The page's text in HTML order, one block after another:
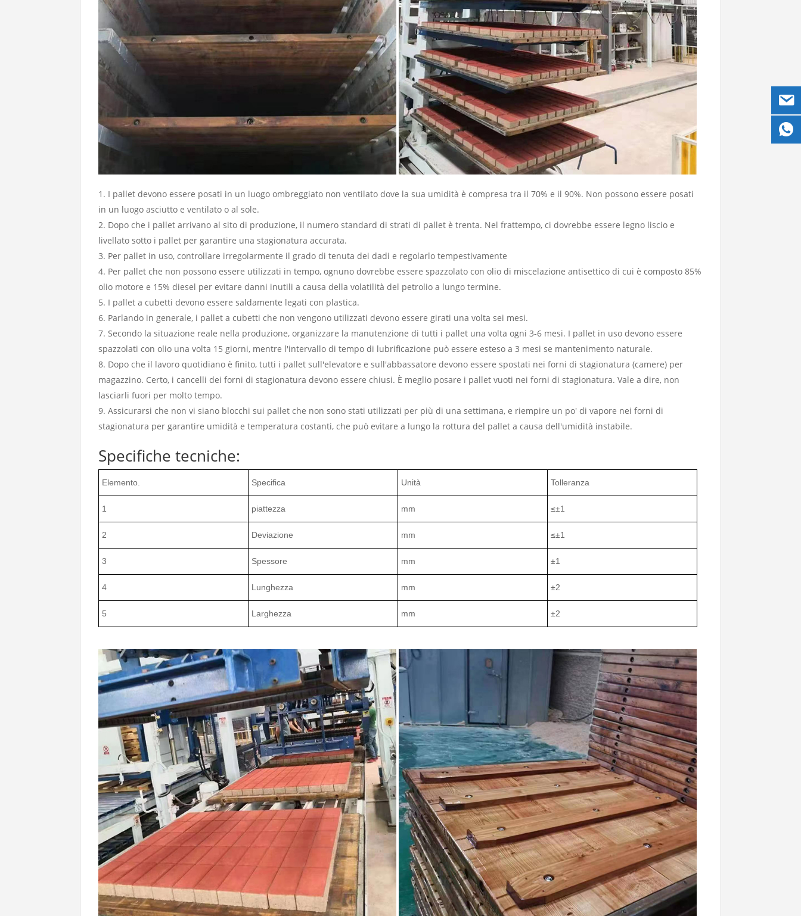
I pallet devono essere posati in un luogo ombreggiato non ventilato dove la sua umidità è compresa tra il 70% e il 90%. Non possono essere posati
in un luogo asciutto e ventilato o al sole.
Dopo che i pallet arrivano al sito di produzione, il numero standard di strati di pallet è trenta. Nel frattempo, ci dovrebbe essere legno liscio e
livellato sotto i pallet per garantire una stagionatura accurata.
Per pallet in uso, controllare irregolarmente il grado di tenuta dei dadi e regolarlo tempestivamente
Per pallet che non possono essere utilizzati in tempo, ognuno dovrebbe essere spazzolato con olio di miscelazione antisettico di cui è composto 85%
olio motore e 15% diesel per evitare danni inutili a causa della volatilità del petrolio a lungo termine.
I pallet a cubetti devono essere saldamente legati con plastica.
Parlando in generale, i pallet a cubetti che non vengono utilizzati devono essere girati una volta sei mesi.
Secondo la situazione reale nella produzione, organizzare la manutenzione di tutti i pallet una volta ogni 3-6 mesi. I pallet in uso devono essere
spazzolati con olio una volta 15 giorni, mentre l'intervallo di tempo di lubrificazione può essere esteso a 3 mesi se mantenimento naturale.
Dopo che il lavoro quotidiano è finito, tutti i pallet sull'elevatore e sull'abbassatore devono essere spostati nei forni di stagionatura (camere) per
magazzino. Certo, i cancelli dei forni di stagionatura devono essere chiusi. È meglio posare i pallet vuoti nei forni di stagionatura. Vale a dire, non
lasciarli fuori per molto tempo.
Assicurarsi che non vi siano blocchi sui pallet che non sono stati utilizzati per più di una settimana, e riempire un po' di vapore nei forni di
stagionatura per garantire umidità e temperatura costanti, che può evitare a lungo la rottura del pallet a causa dell'umidità instabile.
Specifiche tecniche:
Elemento. Specifica Unità Tolleranza
1 piattezza mm ≤±1
2 Deviazione mm ≤±1
3 Spessore mm ±1
4 Lunghezza mm ±2
5 Larghezza mm ±2